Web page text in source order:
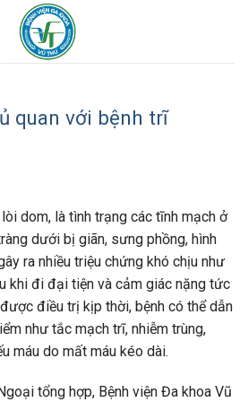
quan với bệnh trĩ
dom, là tình trạng các tĩnh mạch ở
dưới bị giãn, sưng phồng, hình
ra nhiều triệu chứng khó chịu như
khi đi đại tiện và cảm giác nặng tức
điều trị kịp thời, bệnh có thể dẫn
như tắc mạch trĩ, nhiễm trùng,
máu do mất máu kéo dài.
tổng hợp, Bệnh viện Đa khoa Vũ